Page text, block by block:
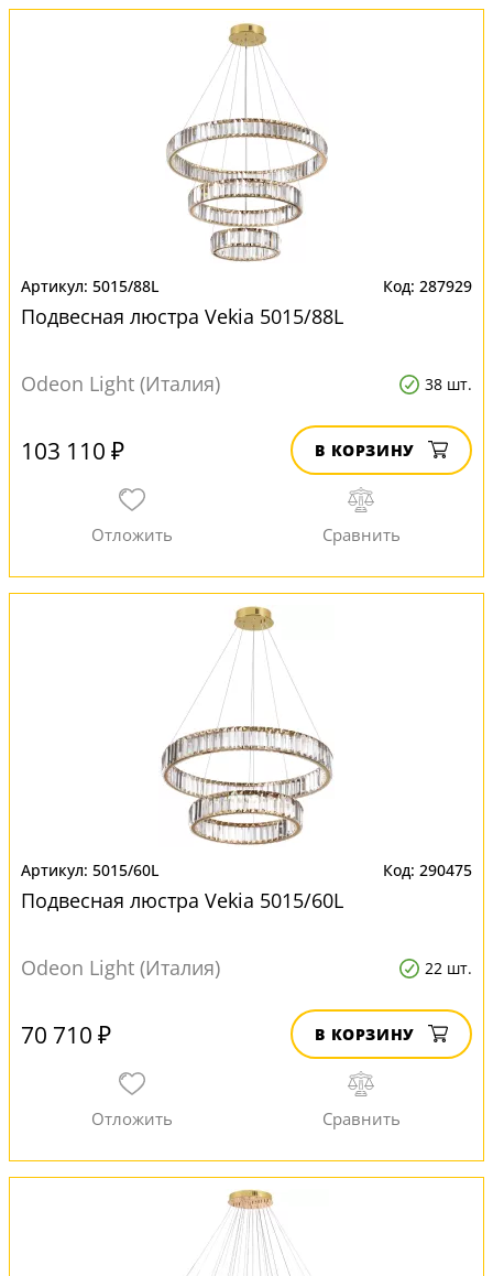
5015/88L 287929
Подвесная люстра Vekia 5015/88L
Odeon Light (Италия) 38 шт.
103 110 ₽ В КОРЗИНУ
5015/60L 290475
Подвесная люстра Vekia 5015/60L
Odeon Light (Италия) 22 шт.
70 710 ₽ В КОРЗИНУ